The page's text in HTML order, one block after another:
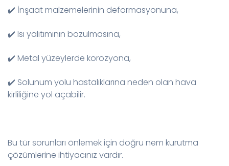
✔️ İnşaat malzemelerinin deformasyonuna,
✔️ Isı yalıtımının bozulmasına,
✔️ Metal yüzeylerde korozyona,
✔️ Solunum yolu hastalıklarına neden olan hava
kirliliğine yol açabilir.
Bu tür sorunları önlemek için doğru nem kurutma
çözümlerine ihtiyacınız vardır.